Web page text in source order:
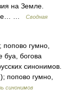
на Земле.
…
Сводная
попово гумно,
буа, богова
синонимов.
попово гумно,
синонимов